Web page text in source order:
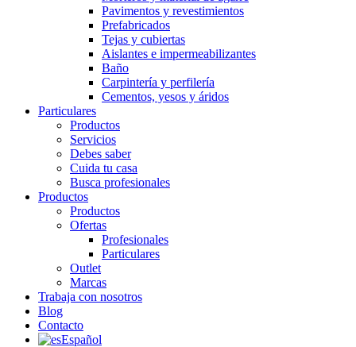
Pavimentos y revestimientos
Prefabricados
Tejas y cubiertas
Aislantes e impermeabilizantes
Baño
Carpintería y perfilería
Cementos, yesos y áridos
Particulares
Productos
Servicios
Debes saber
Cuida tu casa
Busca profesionales
Productos
Productos
Ofertas
Profesionales
Particulares
Outlet
Marcas
Trabaja con nosotros
Blog
Contacto
Español